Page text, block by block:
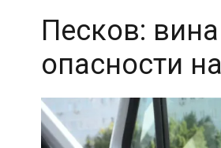
Песков:
опасности